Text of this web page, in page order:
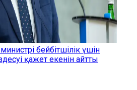
бейбітшілік үшін
қажет екенін айтты